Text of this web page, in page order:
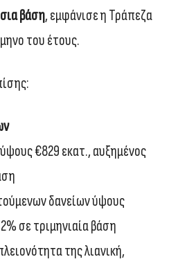
βάση, εμφάνισε η Τράπεζα
του έτους.
€829 εκατ., αυξημένος
δανείων ύψους
σε τριμηνιαία βάση
της λιανική,